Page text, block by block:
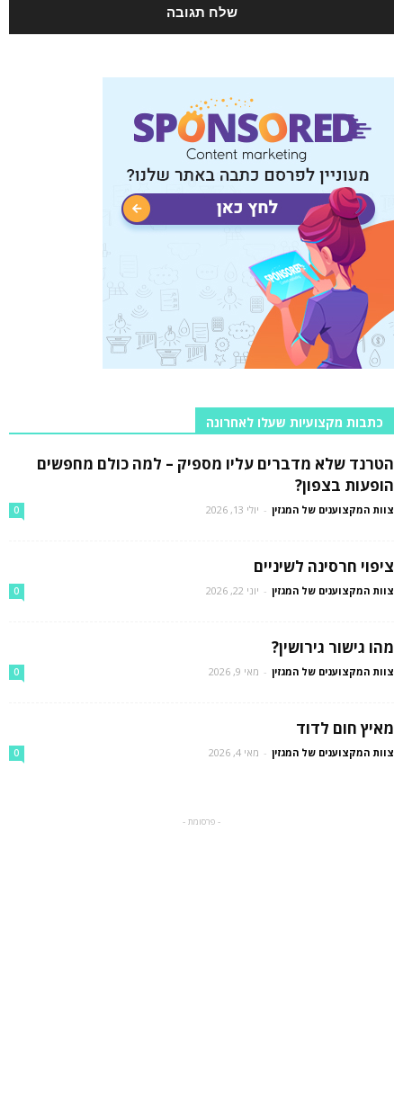
כתבות מקצועיות שעלו לאחרונה
הטרנד שלא מדברים עליו מספיק – למה כולם מחפשים
הופעות בצפון?
צוות המקצוענים של המגזין - יולי 13, 2026 0
ציפוי חרסינה לשיניים
צוות המקצוענים של המגזין - יוני 22, 2026 0
מהו גישור גירושין?
צוות המקצוענים של המגזין - מאי 9, 2026 0
מאיץ חום לדוד
צוות המקצוענים של המגזין - מאי 4, 2026 0
- פרסומת -